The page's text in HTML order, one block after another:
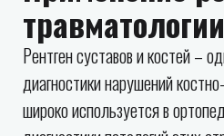
травматологии
Рентген суставов и костей –
диагностики нарушений
широко используется в